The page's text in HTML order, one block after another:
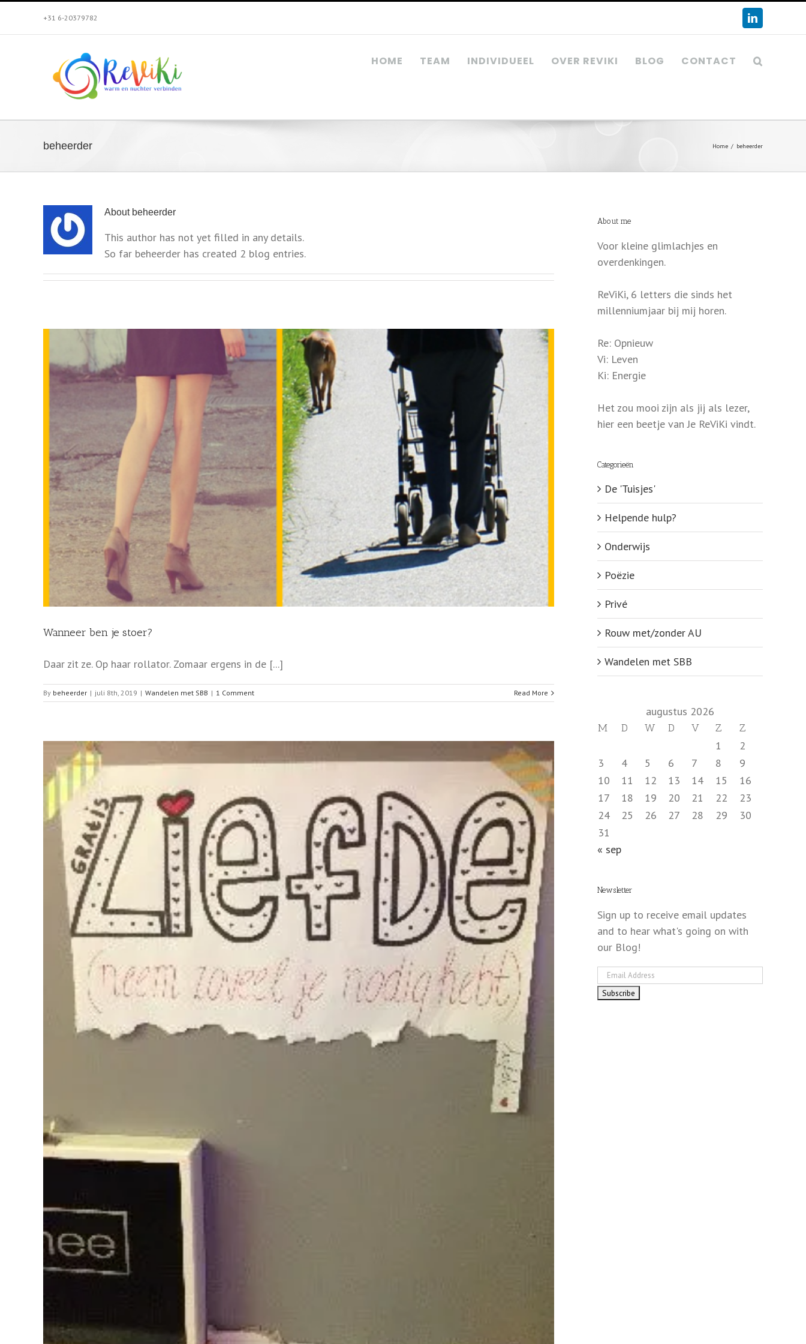
+31 6-20379782 LinkedIn
HOME TEAM INDIVIDUEEL OVER REVIKI BLOG CONTACT
beheerder Home / beheerder
About beheerder
This author has not yet filled in any details.
So far beheerder has created 2 blog entries.
Wanneer ben je stoer?
Daar zit ze. Op haar rollator. Zomaar ergens in de [...]
By beheerder | juli 8th, 2019 | Wandelen met SBB | 1 Comment Read More
About me
Voor kleine glimlachjes en
overdenkingen.
ReViKi, 6 letters die sinds het
millenniumjaar bij mij horen.
Re: Opnieuw
Vi: Leven
Ki: Energie
Het zou mooi zijn als jij als lezer,
hier een beetje van Je ReViKi vindt.
Categorieën
De 'Tuisjes'
Helpende hulp?
Onderwijs
Poëzie
Privé
Rouw met/zonder AU
Wandelen met SBB
augustus 2026
M D W D V Z Z
1
2
3
4 5 6 7 8
9
10
11 12 13 14 15
16
17
18 19 20 21 22
23
24
25 26 27 28 29
30
31
« sep
Newsletter
Sign up to receive email updates
and to hear what's going on with
our Blog!